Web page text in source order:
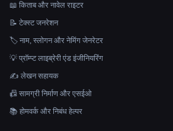
📖 किताब और नावेल राइटर
📝 टेक्स्ट जनरेशन
🏷️ नाम, स्लोगन और नेमिंग जेनरेटर
💡 प्रॉम्प्ट लाइब्रेरी एंड इंजीनियरिंग
✍️ लेखन सहायक
📠 सामग्री निर्माण और एसईओ
📚 होमवर्क और निबंध हेल्पर